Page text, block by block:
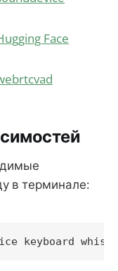
Face
в терминале: